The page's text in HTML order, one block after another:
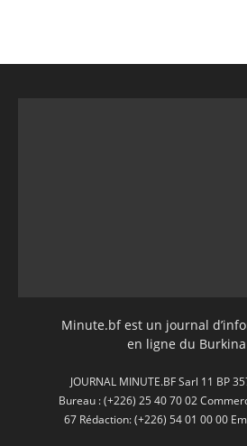
Minute.bf est un journal
en ligne du Burkina
JOURNAL MINUTE.BF Sarl 11 BP
Bureau : (+226) 25 40 70 02
67 Rédaction: (+226) 54 01 00 00